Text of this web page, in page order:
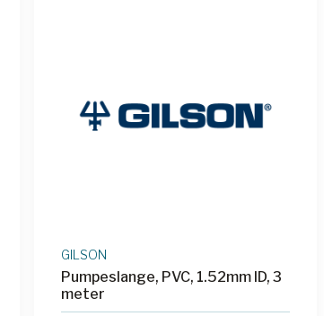
GILSON
Pumpeslange, PVC, 1.52mm ID, 3
meter